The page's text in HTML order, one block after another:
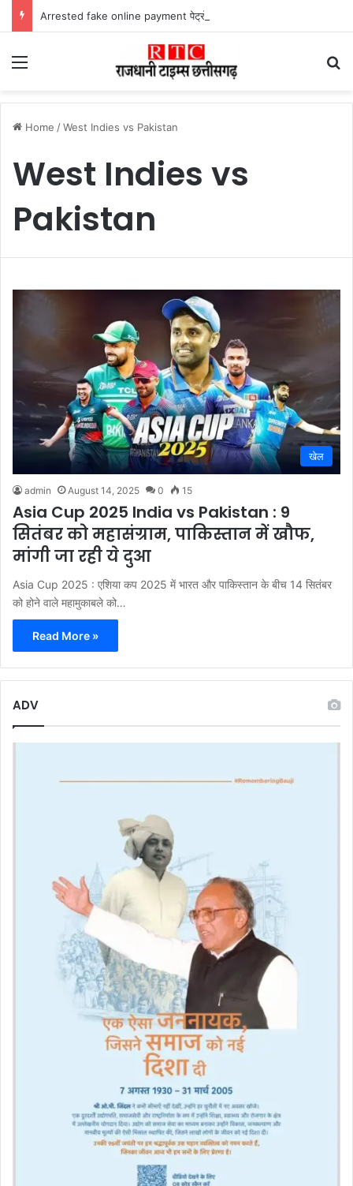
Menu
Home /West Indies vs Pakistan
West Indies vs
Pakistan
खेल
admin August 14, 2025 0 15
Asia Cup 2025 India vs Pakistan : 9
सितंबर को महासंग्राम, पाकिस्तान में खौफ,
मांगी जा रही ये दुआ
Asia Cup 2025 : एशिया कप 2025 में भारत और पाकिस्तान के बीच 14 सितंबर
को होने वाले महामुकाबले को…
Read More »
ADV